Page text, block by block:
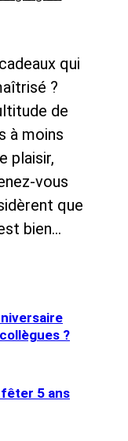
qui
?
de
à moins
plaisir,
vous
que
bien…
?
5 ans